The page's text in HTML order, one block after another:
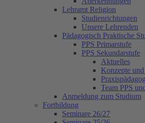
Lehramt Religion
Studienrichtungen
Unsere Lehrenden
Pädagogisch Praktische
PPS Primarstufe
PPS Sekundarstufe
Aktuelles
Konzepte
Team PPS
Anmeldung zum Studium
Fortbildung
Seminare 26/27